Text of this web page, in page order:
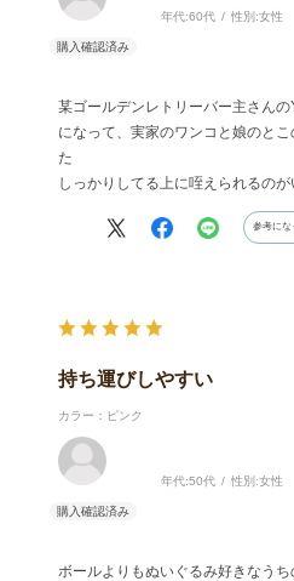
年代:60代 性別:女性
某ゴールデンレトリーバー主さん
になって、実家のワンコと娘のと
た
しっかりしてる上に咥えられるのが
参考にな
持ち運びしやすい
カラー：ピンク
年代:50代 性別:女性
ボールよりもぬいぐるみ好きなうち